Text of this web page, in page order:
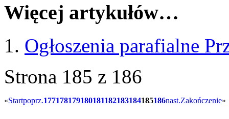
Więcej artykułów…
Ogłoszenia parafialne
Strona 185 z 186
«Startpoprz.177178179180181182183184185186nast.Zakończenie»